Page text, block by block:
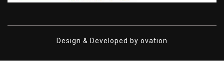
Design & Developed by ovation